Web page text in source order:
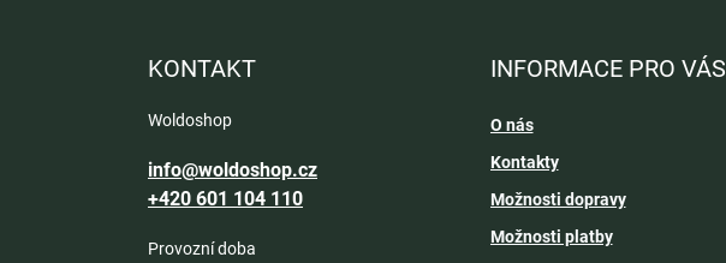
KONTAKT
Woldoshop
info@woldoshop.cz
+420 601 104 110
Provozní doba
INFORMACE PRO VÁS
O nás
Kontakty
Možnosti dopravy
Možnosti platby